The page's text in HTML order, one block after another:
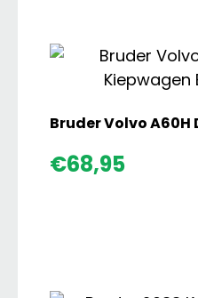
Bruder Volvo
€68,95